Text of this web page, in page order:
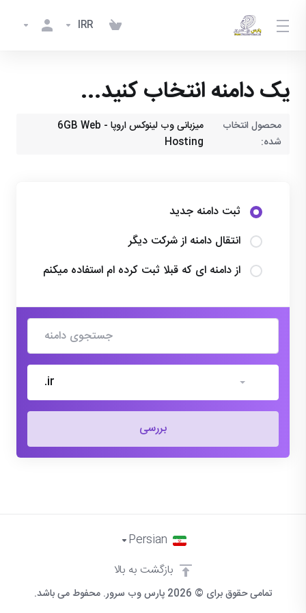
IRR
یک دامنه انتخاب کنید...
محصول انتخاب
شده:
میزبانی وب لینوکس اروپا - 6GB Web
Hosting
ثبت دامنه جدید
انتقال دامنه از شرکت دیگر
از دامنه ای که قبلا ثبت کرده ام استفاده میکنم
.ir
بررسی
تمامی حقوق برای © 2026 پارس وب سرور. محفوط می باشد.
Persian
بازگشت به بالا